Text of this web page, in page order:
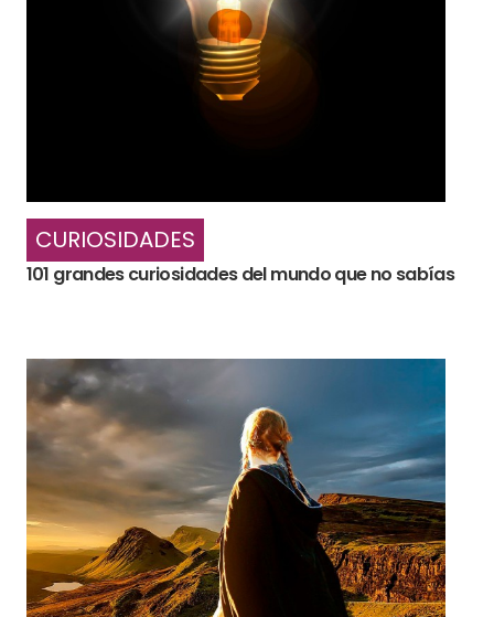
CURIOSIDADES
101 grandes curiosidades del mundo que no sabías